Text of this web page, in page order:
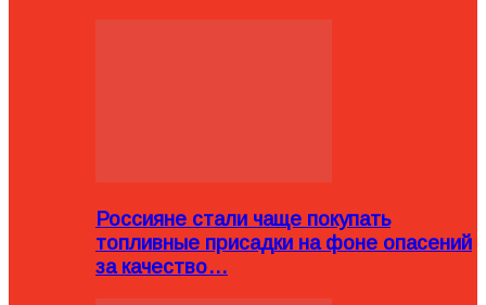
Россияне стали чаще покупать
топливные присадки на фоне опасений
за качество…